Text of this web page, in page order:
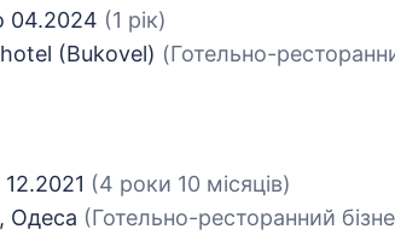
04.2024 (1 рік)
(Bukovel) (Готельно-
(4 роки 10 місяців)
Одеса (Готельно-ресторанний